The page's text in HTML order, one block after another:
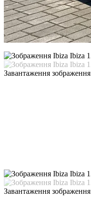
Завантаження зображення
Завантаження зображення